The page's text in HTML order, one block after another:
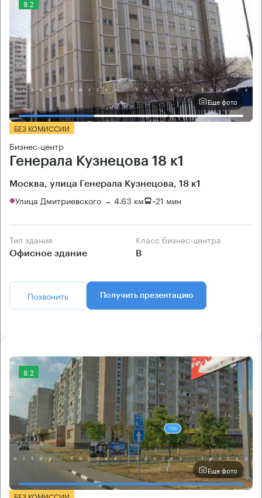
8.2
Еще фото
БЕЗ КОМИССИИ
Бизнес-центр
Генерала Кузнецова 18 к1
Москва, улица Генерала Кузнецова, 18 к1
Улица Дмитриевского → 4.63 км ~21 мин
Тип здания
Офисное здание
Класс бизнес-центра
B
Позвонить Получить презентацию
8.2
Еще фото